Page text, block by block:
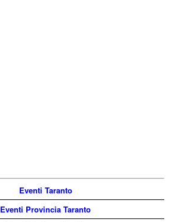
Eventi Taranto
Eventi Provincia Taranto